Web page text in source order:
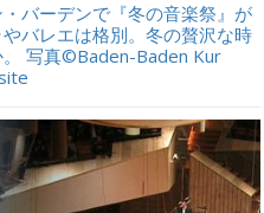
バーデンで『冬の音楽祭』が
バレエは格別。冬の贅沢な時
。 写真©Baden-Baden Kur